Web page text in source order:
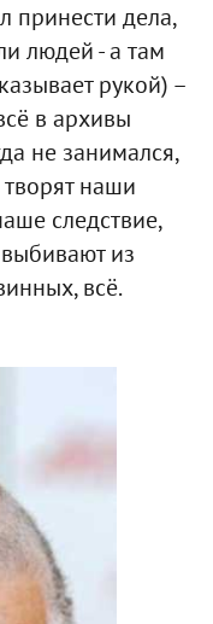
принести дела,
людей - а там
рукой) –
в архивы
не занимался,
творят наши
следствие,
из
всё.